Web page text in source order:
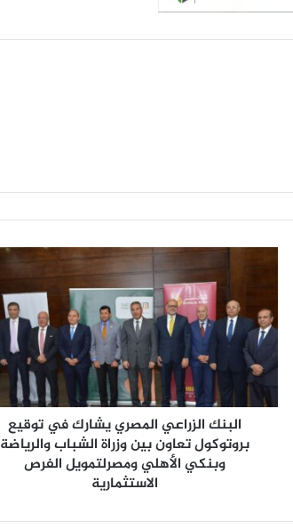
البنك الزراعي المصري يشارك في توقيع
بروتوكول تعاون بين وزراة الشباب والرياضة
وبنكي الأهلي ومصرلتمويل الفرص
الاستثمارية